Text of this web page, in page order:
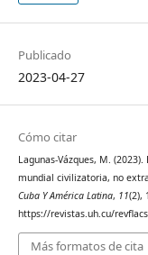
Publicado
2023-04-27
Cómo citar
Lagunas-Vázques, M.
mundial civilizatoria, no
Cuba Y América Latina, 11(2),
https://revistas.uh.cu/
Más formatos de cita